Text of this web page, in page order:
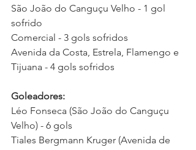
São João do Canguçu Velho - 1 gol
sofrido
Comercial - 3 gols sofridos
Avenida da Costa, Estrela, Flamengo e
Tijuana - 4 gols sofridos
Goleadores:
Léo Fonseca (São João do Canguçu
Velho) - 6 gols
Tiales Bergmann Kruger (Avenida de